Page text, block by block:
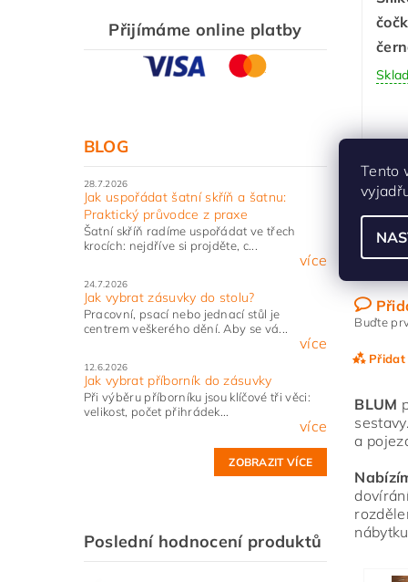
Přijímáme online platby
BLOG
28.7.2026
Jak uspořádat šatní skříň a šatnu:
Praktický průvodce z praxe
Šatní skříň radíme uspořádat ve třech
krocích: nejdříve si projděte, c...
více
24.7.2026
Jak vybrat zásuvky do stolu?
Pracovní, psací nebo jednací stůl je
centrem veškerého dění. Aby se vá...
více
12.6.2026
Jak vybrat příborník do zásuvky
Při výběru příborníku jsou klíčové tři věci:
velikost, počet přihrádek...
více
ZOBRAZIT VÍCE
Poslední hodnocení produktů
Buďte
Přidat
BLUM
a
Tento